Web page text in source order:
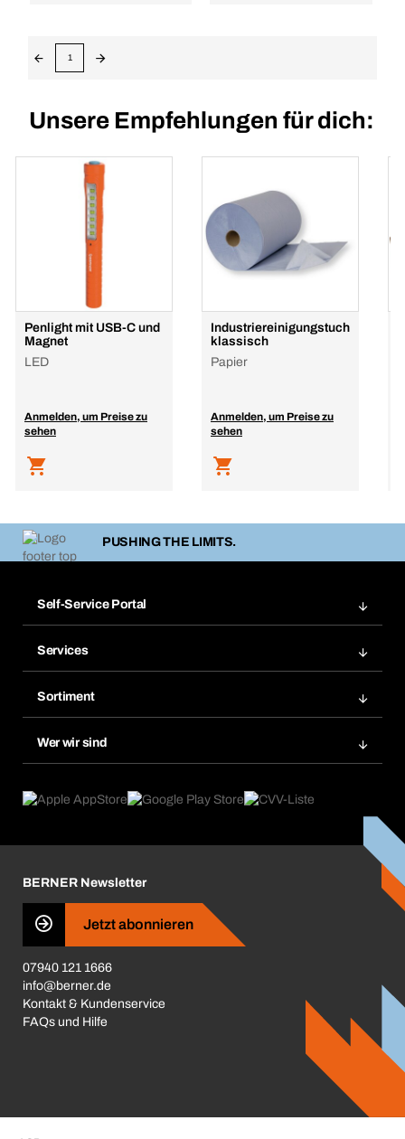
1
Unsere Empfehlungen für dich:
Penlight mit USB-C und
Magnet
LED
Anmelden, um Preise zu
sehen
Industriereinigungstuch
klassisch
Papier
Anmelden, um Preise zu
sehen
PUSHING THE LIMITS.
Self-Service Portal
Merklisten
Nachbestellungen
Dauerauftrag
Services
Chemical Safety Management
eProcurement
Produktfinder
Sortiment
Aktionsübersicht
Wer wir sind
Was uns antreibt
Business Conduct
BERNER Newsletter
Jetzt abonnieren
07940 121 1666
info@berner.de
Kontakt & Kundenservice
FAQs und Hilfe